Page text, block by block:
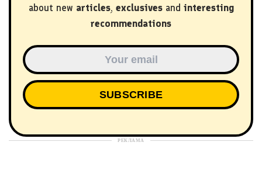
about new articles, exclusivesand interesting
recommendations
РЕКЛАМА